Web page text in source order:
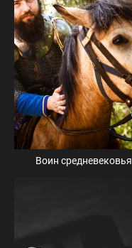
Воин средневековья